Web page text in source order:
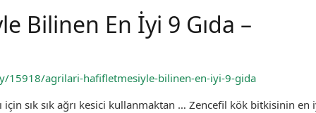
Bilinen En İyi 9 Gıda –
15918/agrilari-hafifletmesiyle-bilinen-en-iyi-9-gida
sık sık ağrı kesici kullanmaktan … Zencefil kök bitkisinin en